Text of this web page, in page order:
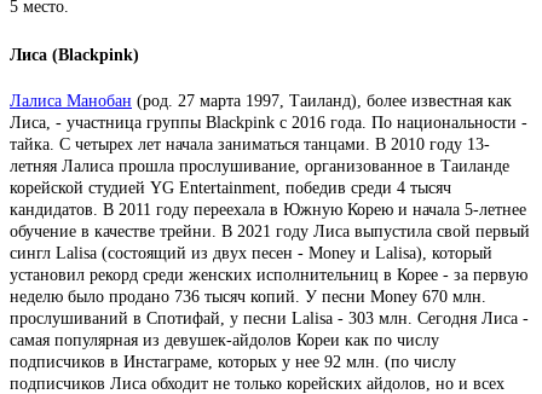
5 место.
Лиса (Blackpink)
Лалиса Манобан (род. 27 марта 1997, Таиланд), более известная как
Лиса, - участница группы Blackpink с 2016 года. По национальности -
тайка. С четырех лет начала заниматься танцами. В 2010 году 13-
летняя Лалиса прошла прослушивание, организованное в Таиланде
корейской студией YG Entertainment, победив среди 4 тысяч
кандидатов. В 2011 году переехала в Южную Корею и начала 5-летнее
обучение в качестве трейни. В 2021 году Лиса выпустила свой первый
сингл Lalisa (состоящий из двух песен - Money и Lalisa), который
установил рекорд среди женских исполнительниц в Корее - за первую
неделю было продано 736 тысяч копий. У песни Money 670 млн.
прослушиваний в Спотифай, у песни Lalisa - 303 млн. Сегодня Лиса -
самая популярная из девушек-айдолов Кореи как по числу
подписчиков в Инстаграме, которых у нее 92 млн. (по числу
подписчиков Лиса обходит не только корейских айдолов, но и всех